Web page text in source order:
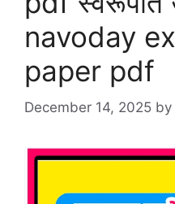
navoday
paper pdf
December 14, 2025 by